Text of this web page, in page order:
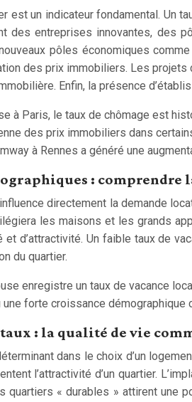
est un indicateur fondamental.
des entreprises innovantes, des
pôles économiques
des prix immobiliers. Les
Enfin, la présence
à Paris, le taux de chômage est
des prix immobiliers dans
à Rennes a généré une
: comprendre
directement la demande
les maisons et les grands
d’attractivité. Un faible taux de
du quartier.
enregistre un taux de vacance
une forte croissance
: la qualité de vie
dans le choix d’un
l’attractivité d’un quartier.
« durables » attirent une